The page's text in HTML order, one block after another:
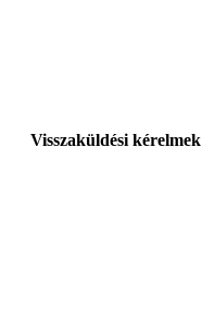
Visszaküldési kérelmek